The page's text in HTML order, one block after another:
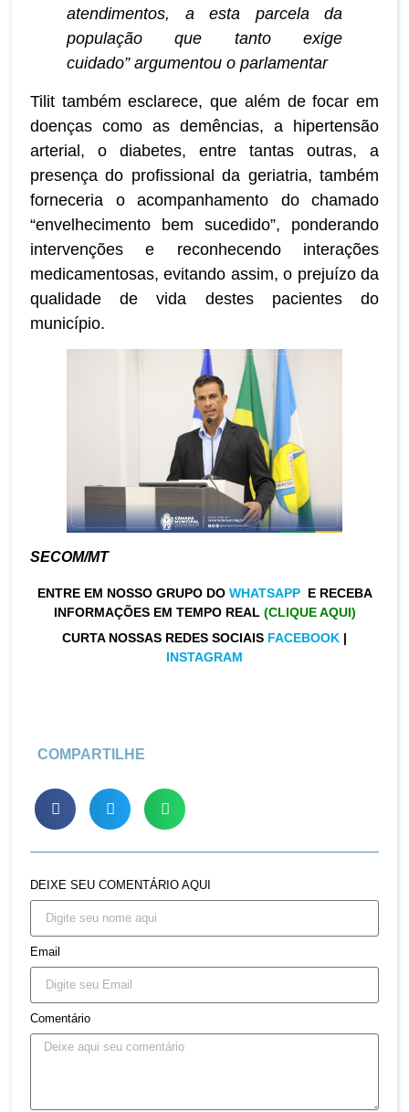
atendimentos, a esta parcela da
população que tanto exige
cuidado” argumentou o parlamentar
Tilit também esclarece, que além de focar em
doenças como as demências, a hipertensão
arterial, o diabetes, entre tantas outras, a
presença do profissional da geriatria, também
forneceria o acompanhamento do chamado
“envelhecimento bem sucedido”, ponderando
intervenções e reconhecendo interações
medicamentosas, evitando assim, o prejuízo da
qualidade de vida destes pacientes do
município.
SECOM/MT
ENTRE EM NOSSO GRUPO DO WHATSAPP E RECEBA
INFORMAÇÕES EM TEMPO REAL (CLIQUE AQUI)
CURTA NOSSAS REDES SOCIAIS FACEBOOK |
INSTAGRAM
COMPARTILHE
DEIXE SEU COMENTÁRIO AQUI
Email
Comentário